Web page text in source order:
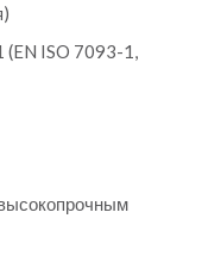
ISO 7093-1,